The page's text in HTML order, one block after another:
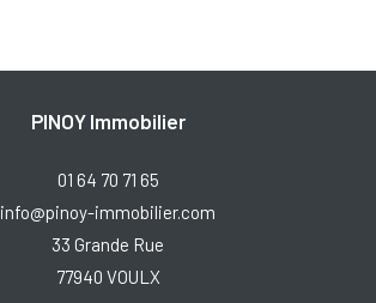
PINOY Immobilier
01 64 70 71 65
info@pinoy-immobilier.com
33 Grande Rue
77940
VOULX